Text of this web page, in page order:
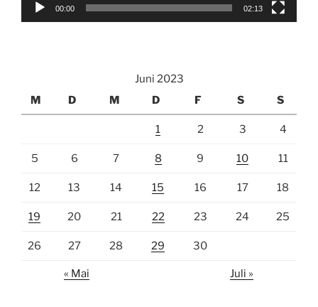
00:00 02:13
Juni 2023
M
D M D F S S
1 2 3 4
5 6 7 8 9 10 11
12 13 14 15 16 17 18
19 20 21 22 23 24 25
26 27 28 29 30
« Mai Juli »